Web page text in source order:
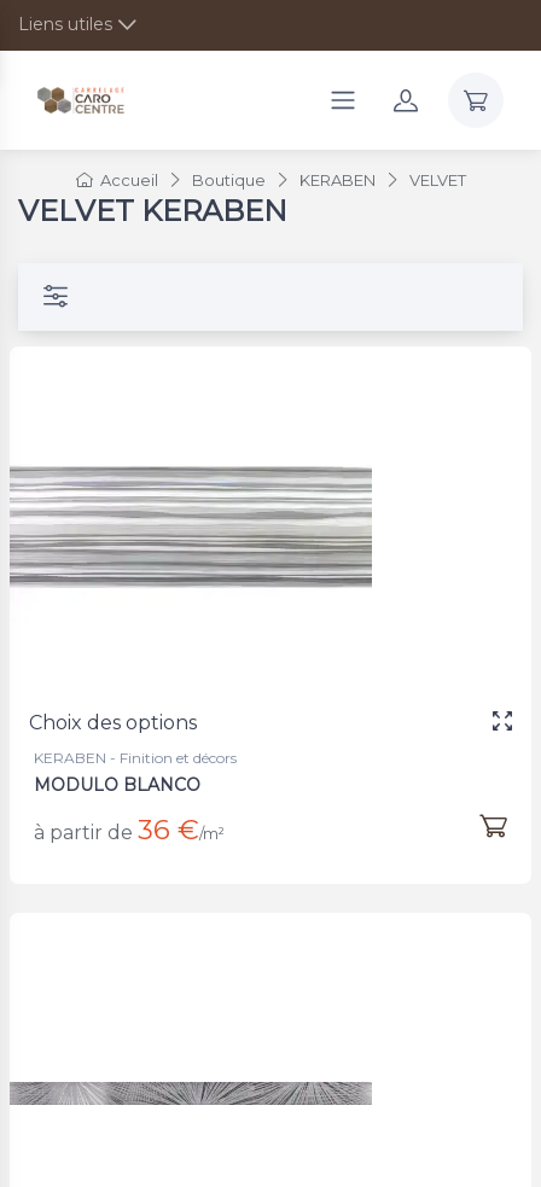
Liens utiles
Accueil Boutique KERABEN VELVET
VELVET KERABEN
Choix des options
KERABEN - Finition et décors
MODULO BLANCO
à partir de 36 €/m²